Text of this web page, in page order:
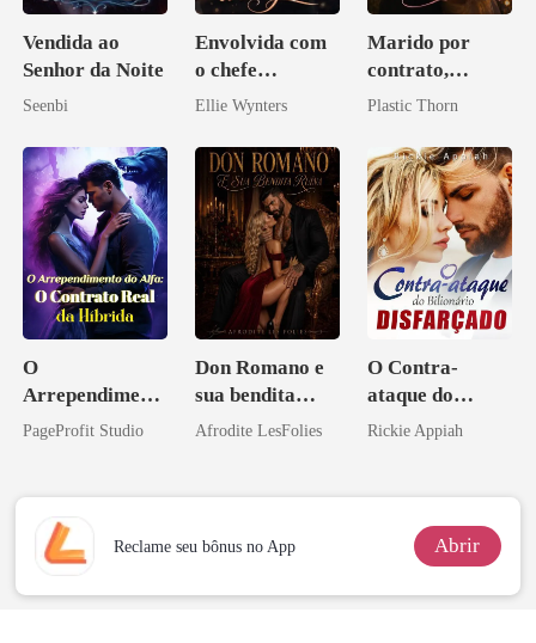
Vendida ao
Senhor da Noite
Seenbi
Envolvida com
o chefe
arrogante
Ellie Wynters
Marido por
contrato,
amante de
Plastic Thorn
O
Arrependiment
o do Alfa: O
PageProfit Studio
Don Romano e
sua bendita
ruína
Afrodite LesFolies
O Contra-
ataque do
Bilionário
Rickie Appiah
Reclame seu bônus no App Abrir